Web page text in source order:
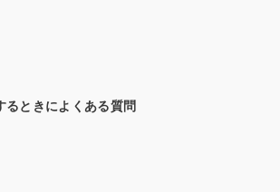
ときによくある質問